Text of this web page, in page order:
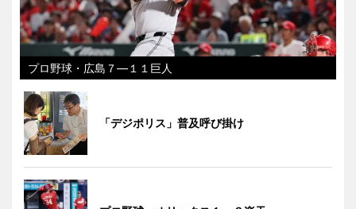
プロ野球・広島７―１１巨人
「デジポリス」普及呼び掛け